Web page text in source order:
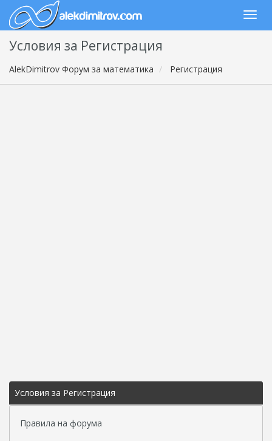
Условия за Регистрация
AlekDimitrov Форум за математика Регистрация
Условия за Регистрация
Правила на форума